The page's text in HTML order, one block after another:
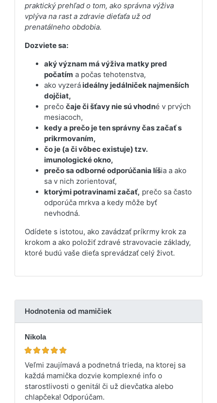
praktický prehľad o tom, ako správna výživa
vplýva na rast a zdravie dieťaťa už od
prenatálneho obdobia.
Dozviete sa:
aký význam má výživa matky pred
počatím a počas tehotenstva,
ako vyzerá ideálny jedálniček najmenších
dojčiat,
prečo čaje či šťavy nie sú vhodné v prvých
mesiacoch,
kedy a prečo je ten správny čas začať s
prikrmovaním,
čo je (a či vôbec existuje) tzv.
imunologické okno,
prečo sa odborné odporúčania líšia a ako
sa v nich zorientovať,
ktorými potravinami začať, prečo sa často
odporúča mrkva a kedy môže byť
nevhodná.
Odídete s istotou, ako zavádzať príkrmy krok za
krokom a ako položiť zdravé stravovacie základy,
ktoré budú vaše dieťa sprevádzať celý život.
Hodnotenia od mamičiek
Nikola
Veľmi zaujímavá a podnetná trieda, na ktorej sa
každá mamička dozvie komplexné info o
starostlivosti o genitál či už dievčatka alebo
chlapčeka! Odporúčam.